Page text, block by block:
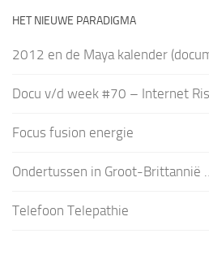
HET NIEUWE PARADIGMA
2012 en de Maya kalender
Docu v/d week #70 – Internet
Focus fusion energie
Ondertussen in Groot-Brittannië …
Telefoon Telepathie